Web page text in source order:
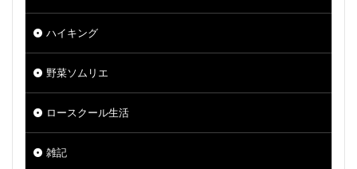
ハイキング
野菜ソムリエ
ロースクール生活
雑記